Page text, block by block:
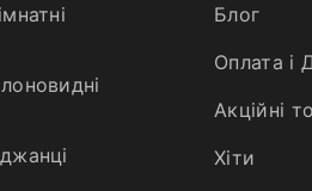
Блог
Оплата і
Акційні
Хiти